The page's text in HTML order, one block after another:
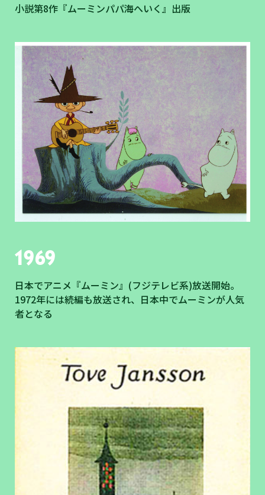
小説第8作『ムーミンパパ海へいく』出版
1969
日本でアニメ『ムーミン』(フジテレビ系)放送開始。
1972年には続編も放送され、日本中でムーミンが人気
者となる